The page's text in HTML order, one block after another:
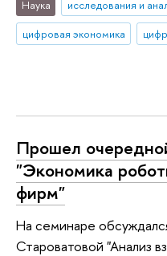
Наука исследования и
цифровая экономика
Прошел
"Экономика
фирм"
На семинаре
Староватовой "Анализ